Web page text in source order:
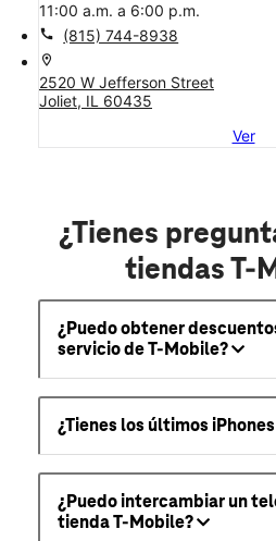
11:00 a.m. a 6:00 p.m.
call (815) 744-8938
location_on
2520 W Jefferson Street
Joliet, IL 60435
Ver
¿Tienes
tiendas T-
¿Puedo obtener
servicio de T-Mobile?
¿Tienes los últimos
¿Puedo intercambiar un
tienda T-Mobile?